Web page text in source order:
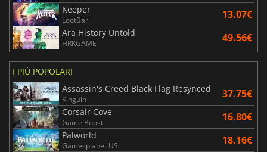
Keeper
LootBar 13.07€
Ara History Untold
HRKGAME 49.56€
I PIÙ POPOLARI
Assassin's Creed Black Flag Resynced
Kinguin 37.75€
Corsair Cove
Game Boost 16.80€
Palworld
Gamesplanet US 18.16€